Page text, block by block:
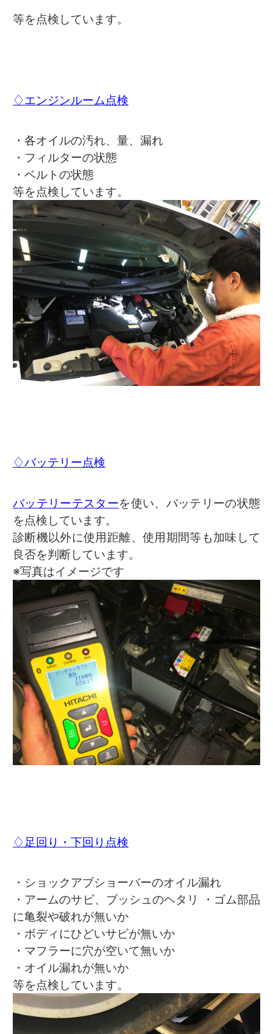
等を点検しています。
♢エンジンルーム点検
・各オイルの汚れ、量、漏れ
・フィルターの状態
・ベルトの状態
等を点検しています。
♢バッテリー点検
バッテリーテスターを使い、バッテリーの状態
を点検しています。
診断機以外に使用距離、使用期間等も加味して
良否を判断しています。
※写真はイメージです
♢足回り・下回り点検
・ショックアブショーバーのオイル漏れ
・アームのサビ、ブッシュのヘタリ ・ゴム部品
に亀裂や破れが無いか
・ボディにひどいサビが無いか
・マフラーに穴が空いて無いか
・オイル漏れが無いか
等を点検しています。